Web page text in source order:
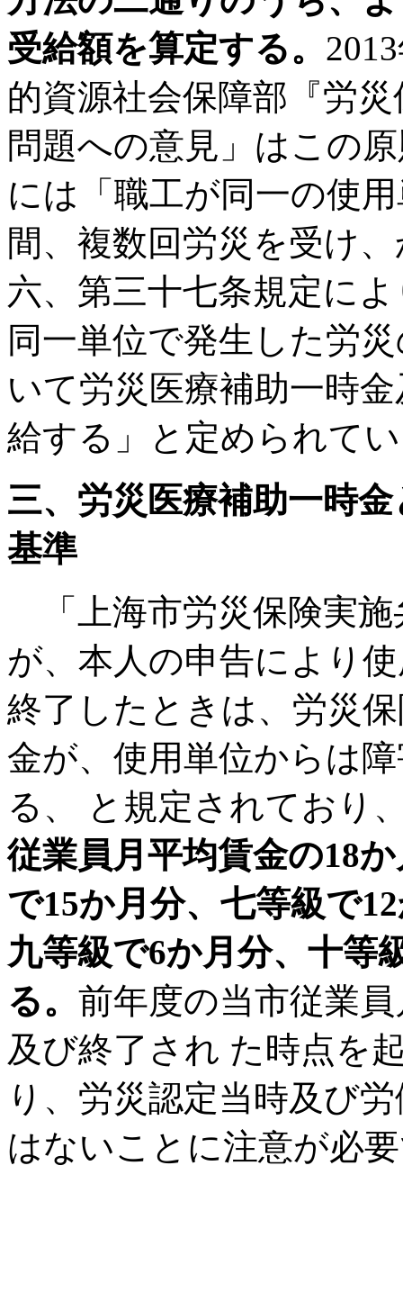
受給額を算定する。
的資源社会保障部『労
問題への意見」はこの
には「職工が同一の使
間、複数回労災を受け
六、第三十七条規定に
同一単位で発生した労
いて労災医療補助一時
給する」と定められて
三、労災医療補助一時
基準
「上海市労災保険実
が、本人の申告により
終了したときは、労災
金が、使用単位からは
る、 と規定されており
従業員月平均賃金の18
で15か月分、七等級で
九等級で6か月分、十等
る。 前年度の当市従業
及び終了され た時点を
り、労災認定当時及び
はないことに注意が必